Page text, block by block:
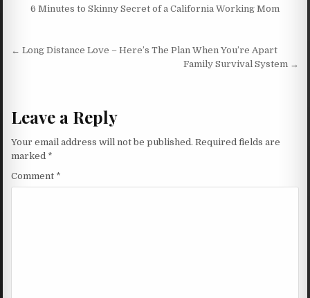
6 Minutes to Skinny Secret of a California Working Mom
Post navigation
← Long Distance Love – Here’s The Plan When You’re Apart
Family Survival System →
Leave a Reply
Your email address will not be published. Required fields are
marked *
Comment *